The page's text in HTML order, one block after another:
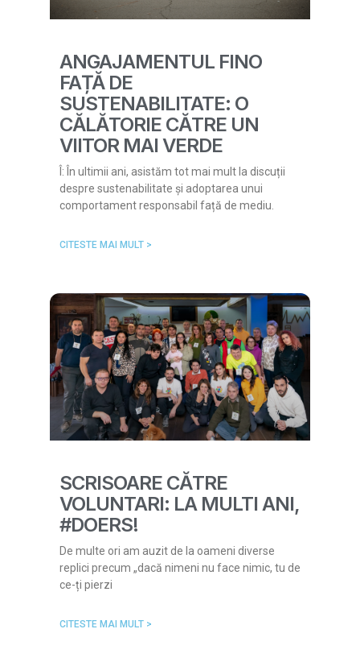
ANGAJAMENTUL FINO
FAȚĂ DE
SUSTENABILITATE: O
CĂLĂTORIE CĂTRE UN
VIITOR MAI VERDE
Î: În ultimii ani, asistăm tot mai mult la discuții
despre sustenabilitate și adoptarea unui
comportament responsabil față de mediu.
CITESTE MAI MULT >
SCRISOARE CĂTRE
VOLUNTARI: LA MULTI ANI,
#DOERS!
De multe ori am auzit de la oameni diverse
replici precum „dacă nimeni nu face nimic, tu de
ce-ți pierzi
CITESTE MAI MULT >